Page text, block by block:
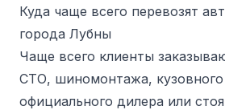
Куда чаще всего перевозят
города Лубны
Чаще всего клиенты
СТО, шиномонтажа, кузовного
официального дилера или